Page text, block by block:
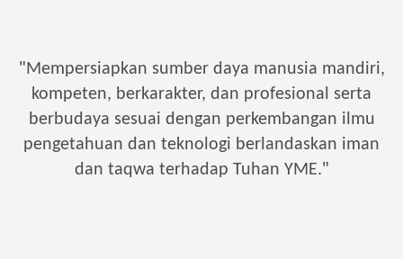
"Mempersiapkan sumber daya manusia mandiri,
kompeten, berkarakter, dan profesional serta
berbudaya sesuai dengan perkembangan ilmu
pengetahuan dan teknologi berlandaskan iman
dan taqwa terhadap Tuhan YME."